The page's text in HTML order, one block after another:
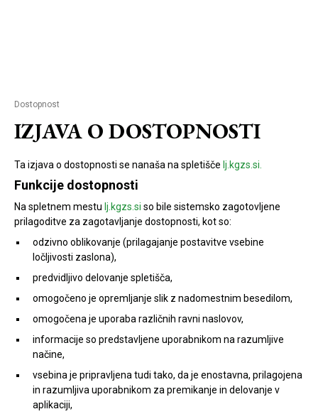
Dostopnost
IZJAVA O DOSTOPNOSTI
Ta izjava o dostopnosti se nanaša na spletišče lj.kgzs.si.
Funkcije dostopnosti
Na spletnem mestu lj.kgzs.si so bile sistemsko zagotovljene
prilagoditve za zagotavljanje dostopnosti, kot so:
odzivno oblikovanje (prilagajanje postavitve vsebine
ločljivosti zaslona),
predvidljivo delovanje spletišča,
omogočeno je opremljanje slik z nadomestnim besedilom,
omogočena je uporaba različnih ravni naslovov,
informacije so predstavljene uporabnikom na razumljive
načine,
vsebina je pripravljena tudi tako, da je enostavna, prilagojena
in razumljiva uporabnikom za premikanje in delovanje v
aplikaciji,